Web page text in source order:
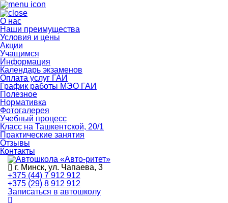
О нас
Наши преимущества
Условия и цены
Акции
Учащимся
Информация
Календарь экзаменов
Оплата услуг ГАИ
График работы МЭО ГАИ
Полезное
Нормативка
Фотогалерея
Учебный процесс
Класс на Ташкентской, 20/1
Практические занятия
Отзывы
Контакты
г. Минск, ул. Чапаева, 3
+375 (44) 7 912 912
+375 (29) 8 912 912
Записаться в автошколу